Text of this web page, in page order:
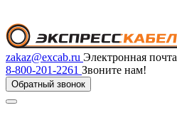
zakaz@excab.ru Электронная почта
8-800-201-2261 Звоните нам!
Обратный звонок